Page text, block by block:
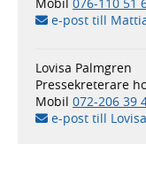
e-post till
Lovisa Palmgren
Pressekreterare
Mobil 072-206 39
e-post till